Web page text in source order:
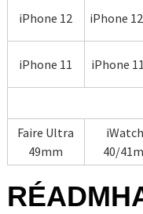
iPhone 12 iPhone
iPhone 11 iPhone
Faire Ultra
49mm
40/